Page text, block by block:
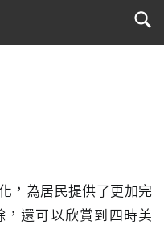
，為居民提供了更加完
還可以欣賞到四時美